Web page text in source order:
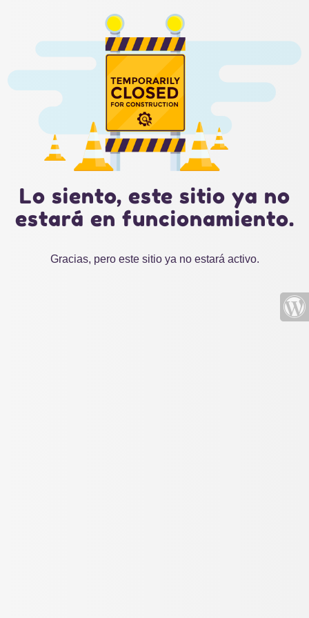
Lo siento, este sitio ya no
estará en funcionamiento.
Gracias, pero este sitio ya no estará activo.